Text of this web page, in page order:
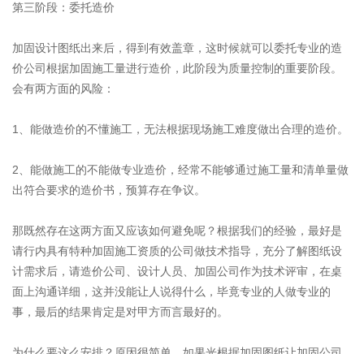
第三阶段：委托造价
加固设计图纸出来后，得到有效盖章，这时候就可以委托专业的造
价公司根据加固施工量进行造价，此阶段为质量控制的重要阶段。
会有两方面的风险：
1、能做造价的不懂施工，无法根据现场施工难度做出合理的造价。
2、能做施工的不能做专业造价，经常不能够通过施工量和清单量做
出符合要求的造价书，预算存在争议。
那既然存在这两方面又应该如何避免呢？根据我们的经验，最好是
请行内具有特种加固施工资质的公司做技术指导，充分了解图纸设
计需求后，请造价公司、设计人员、加固公司作为技术评审，在桌
面上沟通详细，这并没能让人说得什么，毕竟专业的人做专业的
事，最后的结果肯定是对甲方而言最好的。